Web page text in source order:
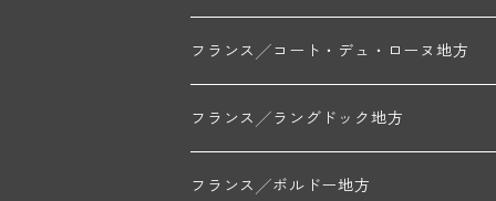
トリシェ・ディディエ
コート・デ・ブラン
ミッシェル・ジュネ
シャブリ地区
プティ・ポンティニィ(シャブリ)
アラン・マティアス(トネロワ)
コート・ド・ニュイ地区
クロード・デュガ(ジュヴレ・シャンベルタン)
コート・ド・ボーヌ地区
フランス╱コート・デュ・ローヌ地方
北部地区
ジャン・ルイ・シャーヴ(エルミタージュ)
南部地区
フランス╱ラングドック地方
コトー・デュ・ラングドック地区
フランス╱ボルドー地方